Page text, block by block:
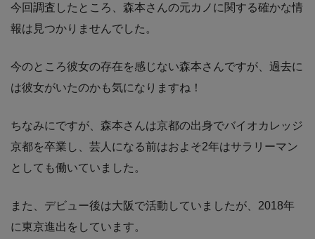
今回調査したところ、森本さんの元カノに関する確かな情
報は見つかりませんでした。
今のところ彼女の存在を感じない森本さんですが、過去に
は彼女がいたのかも気になりますね！
ちなみにですが、森本さんは京都の出身でバイオカレッジ
京都を卒業し、芸人になる前はおよそ2年はサラリーマン
としても働いていました。
また、デビュー後は大阪で活動していましたが、2018年
に東京進出をしています。